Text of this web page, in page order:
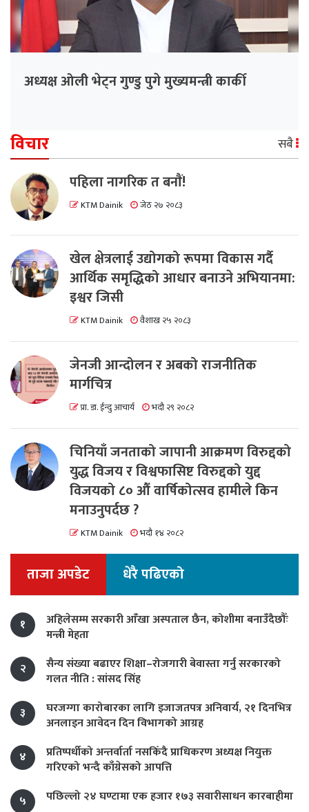
अध्यक्ष ओली भेट्न गुण्डु पुगे मुख्यमन्त्री कार्की
विचार सबै
पहिला नागरिक त बनाैं!
KTM Dainik जेठ २७ २०८३
खेल क्षेत्रलाई उद्योगको रूपमा विकास गर्दै
आर्थिक समृद्धिको आधार बनाउने अभियानमा:
इश्वर जिसी
KTM Dainik वैशाख २५ २०८३
जेनजी आन्दोलन र अबको राजनीतिक
मार्गचित्र
प्रा. डा. ईन्दु आचार्य भदौ २९ २०८२
चिनियाँ जनताको जापानी आक्रमण विरुद्दको
युद्ध विजय र विश्वफासिष्ट विरुद्दको युद्द
विजयको ८० औं वार्षिकोत्सव हामीले किन
मनाउनुपर्दछ ?
KTM Dainik भदौ १४ २०८२
ताजा अपडेट धेरै पढिएको
१
अहिलेसम्म सरकारी आँखा अस्पताल छैन, कोशीमा बनाउँदैछौँः
मन्त्री मेहता
२
सैन्य संख्या बढाएर शिक्षा–रोजगारी बेवास्ता गर्नु सरकारको
गलत नीति : सांसद सिंह
३
घरजग्गा कारोबारका लागि इजाजतपत्र अनिवार्य, २१ दिनभित्र
अनलाइन आवेदन दिन विभागको आग्रह
४
प्रतिष्पर्धीको अन्तर्वार्ता नसकिँदै प्राधिकरण अध्यक्ष नियुक्त
गरिएको भन्दै काँग्रेसको आपत्ति
५
पछिल्लो २४ घण्टामा एक हजार १७३ सवारीसाधन कारबाहीमा